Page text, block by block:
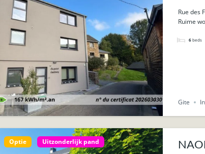
Rue des
Ruime
6 beds
Gite
Optie Uitzonderlijk pand